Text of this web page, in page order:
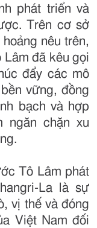
phát triển và
Trên cơ sở
nêu trên,
đã kêu gọi
đẩy các mô
vững, đồng
bạch và hợp
ngăn chặn xu
Tô Lâm phát
La là sự
vị thế và đóng
Việt Nam đối